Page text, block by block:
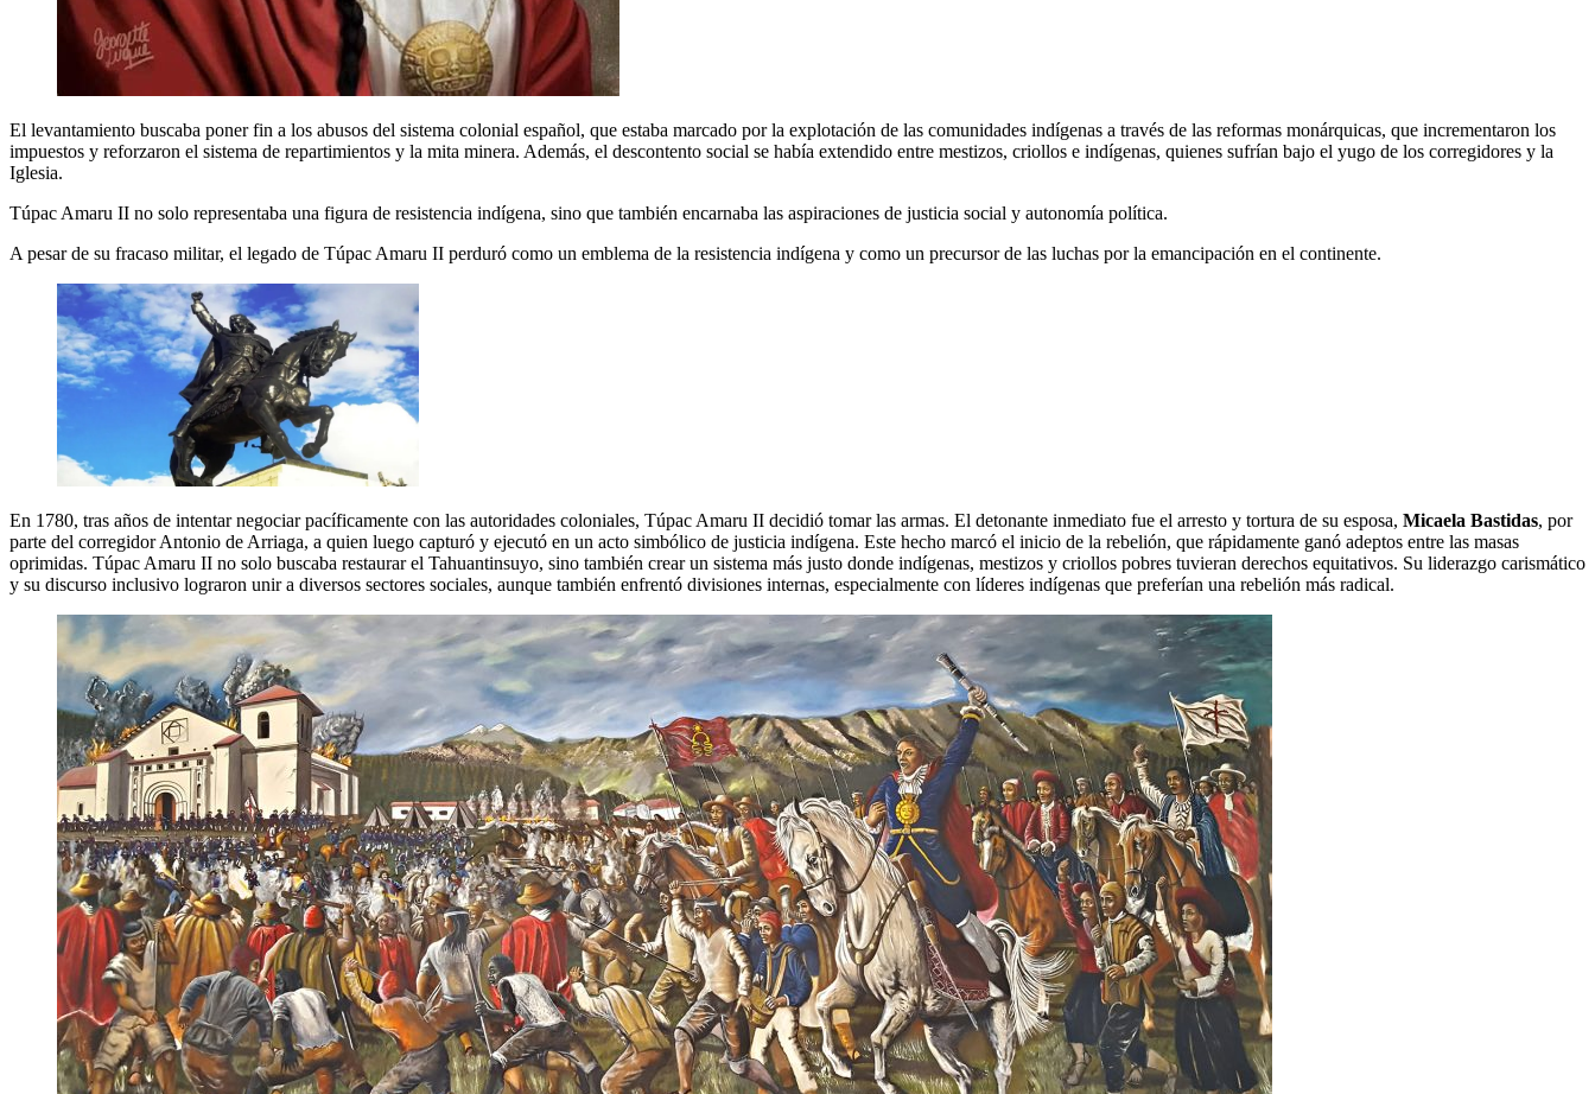
El levantamiento buscaba poner fin a los abusos del sistema colonial español, que estaba marcado por la explotación de las comunidades indígenas a través de las reformas monárquicas, que incrementaron los
impuestos y reforzaron el sistema de repartimientos y la mita minera. Además, el descontento social se había extendido entre mestizos, criollos e indígenas, quienes sufrían bajo el yugo de los corregidores y la
Iglesia.
Túpac Amaru II no solo representaba una figura de resistencia indígena, sino que también encarnaba las aspiraciones de justicia social y autonomía política.
A pesar de su fracaso militar, el legado de Túpac Amaru II perduró como un emblema de la resistencia indígena y como un precursor de las luchas por la emancipación en el continente.
En 1780, tras años de intentar negociar pacíficamente con las autoridades coloniales, Túpac Amaru II decidió tomar las armas. El detonante inmediato fue el arresto y tortura de su esposa, Micaela Bastidas, por
parte del corregidor Antonio de Arriaga, a quien luego capturó y ejecutó en un acto simbólico de justicia indígena. Este hecho marcó el inicio de la rebelión, que rápidamente ganó adeptos entre las masas
oprimidas. Túpac Amaru II no solo buscaba restaurar el Tahuantinsuyo, sino también crear un sistema más justo donde indígenas, mestizos y criollos pobres tuvieran derechos equitativos. Su liderazgo carismático
y su discurso inclusivo lograron unir a diversos sectores sociales, aunque también enfrentó divisiones internas, especialmente con líderes indígenas que preferían una rebelión más radical.